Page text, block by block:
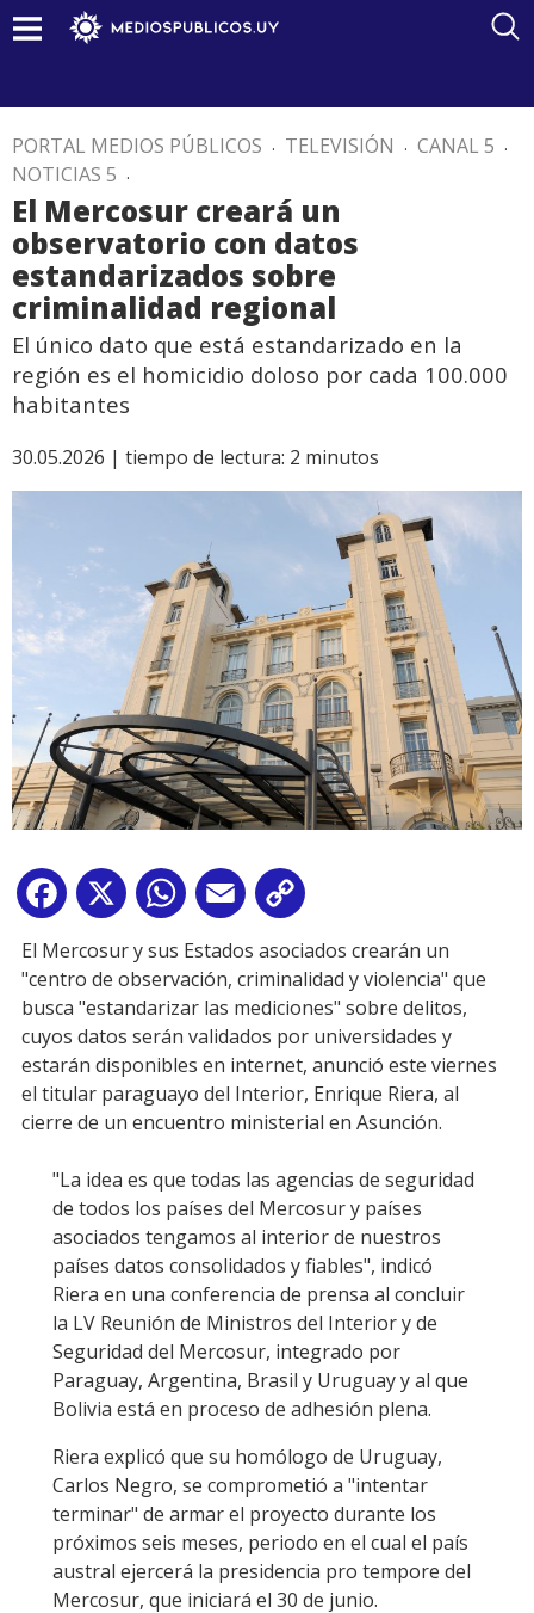
PORTAL MEDIOS PÚBLICOS . TELEVISIÓN . CANAL 5 .
NOTICIAS 5 .
El Mercosur creará un
observatorio con datos
estandarizados sobre
criminalidad regional
El único dato que está estandarizado en la
región es el homicidio doloso por cada 100.000
habitantes
30.05.2026 | tiempo de lectura: 2 minutos
Facebook
X WhatsApp
Email
Link
El Mercosur y sus Estados asociados crearán un
"centro de observación, criminalidad y violencia" que
busca "estandarizar las mediciones" sobre delitos,
cuyos datos serán validados por universidades y
estarán disponibles en internet, anunció este viernes
el titular paraguayo del Interior, Enrique Riera, al
cierre de un encuentro ministerial en Asunción.
"La idea es que todas las agencias de seguridad
de todos los países del Mercosur y países
asociados tengamos al interior de nuestros
países datos consolidados y fiables", indicó
Riera en una conferencia de prensa al concluir
la LV Reunión de Ministros del Interior y de
Seguridad del Mercosur, integrado por
Paraguay, Argentina, Brasil y Uruguay y al que
Bolivia está en proceso de adhesión plena.
Riera explicó que su homólogo de Uruguay,
Carlos Negro, se comprometió a "intentar
terminar" de armar el proyecto durante los
próximos seis meses, periodo en el cual el país
austral ejercerá la presidencia pro tempore del
Mercosur, que iniciará el 30 de junio.